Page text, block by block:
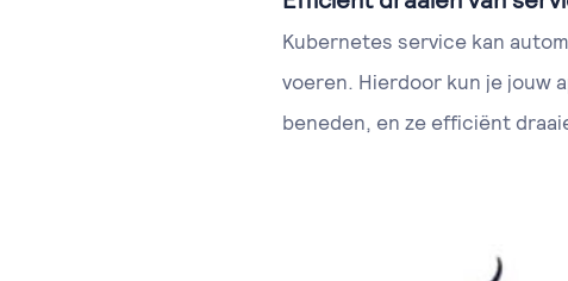
Kubernetes service kan
voeren. Hierdoor kun je jouw
beneden, en ze efficiënt